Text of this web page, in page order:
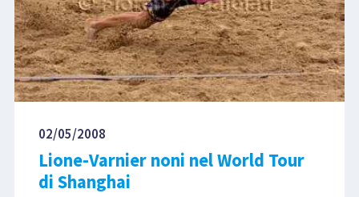
02/05/2008
Lione-Varnier noni nel World Tour
di Shanghai